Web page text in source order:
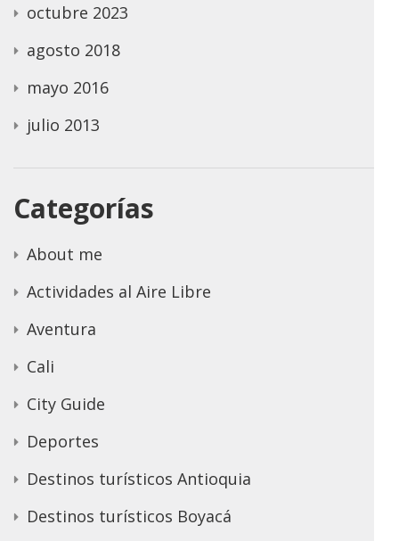
octubre 2023
agosto 2018
mayo 2016
julio 2013
Categorías
About me
Actividades al Aire Libre
Aventura
Cali
City Guide
Deportes
Destinos turísticos Antioquia
Destinos turísticos Boyacá